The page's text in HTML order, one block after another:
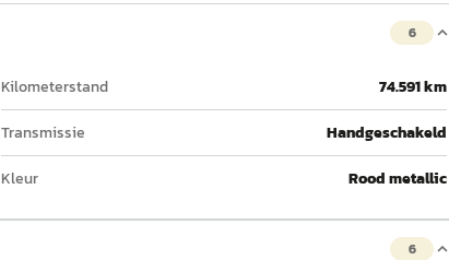
6
Kilometerstand
74.591 km
Transmissie
Handgeschakeld
Kleur Rood metallic
6